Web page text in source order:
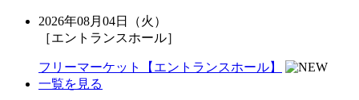
2026年08月04日（火）
［エントランスホール］
フリーマーケット【エントランスホール】
一覧を見る